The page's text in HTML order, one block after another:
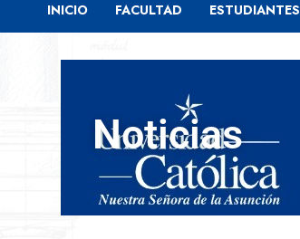
INICIO FACULTAD ESTUDIANTES
Noticias